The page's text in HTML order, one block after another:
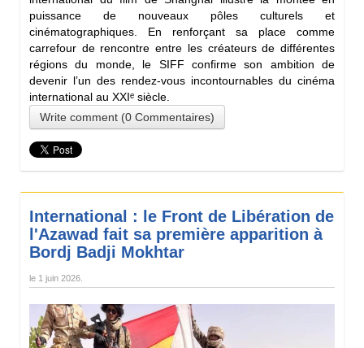
puissance de nouveaux pôles culturels et
cinématographiques. En renforçant sa place comme
carrefour de rencontre entre les créateurs de différentes
régions du monde, le SIFF confirme son ambition de
devenir l’un des rendez-vous incontournables du cinéma
international au XXIᵉ siècle.
Write comment (0 Commentaires)
International : le Front de Libération de
l'Azawad fait sa première apparition à
Bordj Badji Mokhtar
le 1 juin 2026